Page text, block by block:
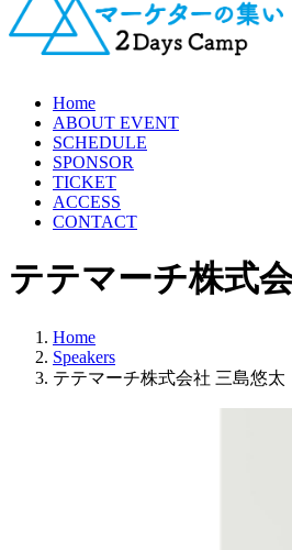
Home
ABOUT EVENT
SCHEDULE
SPONSOR
TICKET
ACCESS
CONTACT
テテマーチ株式
Home
Speakers
テテマーチ株式会社 三島悠太